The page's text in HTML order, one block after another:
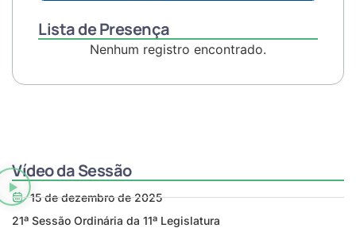
Lista de Presença
Nenhum registro encontrado.
Vídeo da Sessão
15 de dezembro de 2025
21ª Sessão Ordinária da 11ª Legislatura